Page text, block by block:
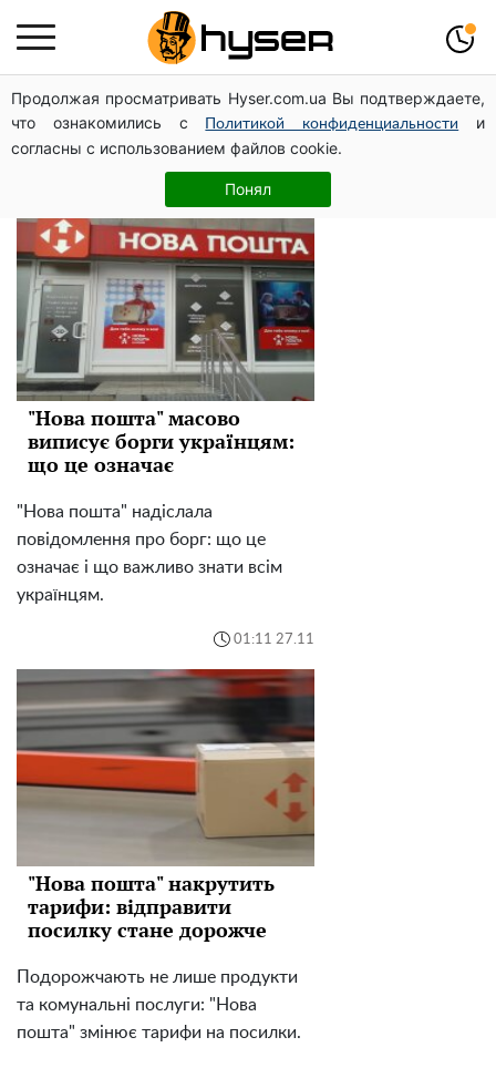
Продолжая просматривать Hyser.com.ua Вы подтверждаете,
что ознакомились с
Политикой конфиденциальности
и
согласны с использованием файлов cookie.
Понял
Нова Пошта
"Нова пошта" масово
виписує борги українцям:
що це означає
"Нова пошта" надіслала
повідомлення про борг: що це
означає і що важливо знати всім
українцям.
01:11 27.11
"Нова пошта" накрутить
тарифи: відправити
посилку стане дорожче
Подорожчають не лише продукти
та комунальні послуги: "Нова
пошта" змінює тарифи на посилки.